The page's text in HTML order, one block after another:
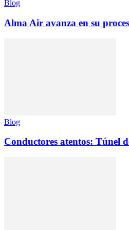
Blog
Alma Air avanza en su
Blog
Conductores atentos: Túnel